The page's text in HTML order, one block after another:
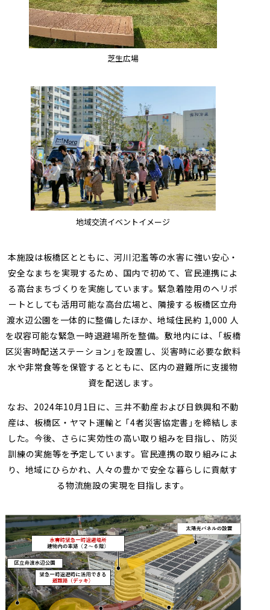
芝生広場
地域交流イベントイメージ
本施設は板橋区とともに、河川氾濫等の水害に強い安心・
安全なまちを実現するため、国内で初めて、官民連携によ
る高台まちづくりを実施しています。緊急着陸用のヘリポ
ートとしても活用可能な高台広場と、隣接する板橋区立舟
渡水辺公園を一体的に整備したほか、地域住民約 1,000 人
を収容可能な緊急一時退避場所を整備。敷地内には、「板橋
区災害時配送ステーション」を設置し、災害時に必要な飲料
水や非常食等を保管するとともに、区内の避難所に支援物
資を配送します。
なお、 2024年10 月 1 日に、三井不動産および日鉄興和不動
産は、板橋区・ヤマト運輸と 「4者災害協定書」を締結しま
した。今後、さらに実効性の高い取り組みを目指し、防災
訓練の実施等を予定しています。官民連携の取り組みによ
り、地域にひらかれ、人々の豊かで安全な暮らしに貢献す
る物流施設の実現を目指します。